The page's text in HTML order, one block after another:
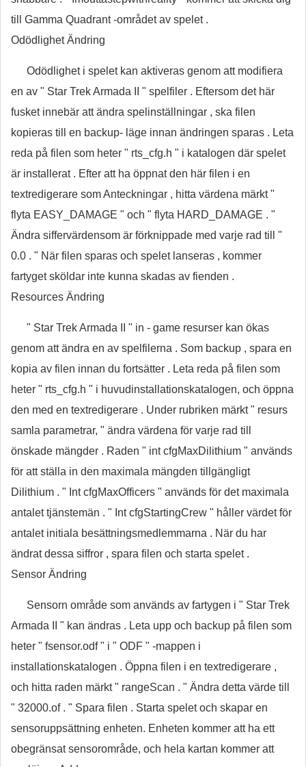
till Gamma Quadrant -området av spelet .
Odödlighet Ändring
Odödlighet i spelet kan aktiveras genom att modifiera
en av " Star Trek Armada II " spelfiler . Eftersom det här
fusket innebär att ändra spelinställningar , ska filen
kopieras till en backup- läge innan ändringen sparas . Leta
reda på filen som heter " rts_cfg.h " i katalogen där spelet
är installerat . Efter att ha öppnat den här filen i en
textredigerare som Anteckningar , hitta värdena märkt "
flyta EASY_DAMAGE " och " flyta HARD_DAMAGE . "
Ändra siffervärdensom är förknippade med varje rad till "
0.0 . " När filen sparas och spelet lanseras , kommer
fartyget sköldar inte kunna skadas av fienden .
Resources Ändring
" Star Trek Armada II " in - game resurser kan ökas
genom att ändra en av spelfilerna . Som backup , spara en
kopia av filen innan du fortsätter . Leta reda på filen som
heter " rts_cfg.h " i huvudinstallationskatalogen, och öppna
den med en textredigerare . Under rubriken märkt " resurs
samla parametrar, " ändra värdena för varje rad till
önskade mängder . Raden " int cfgMaxDilithium " används
för att ställa in den maximala mängden tillgängligt
Dilithium . " Int cfgMaxOfficers " används för det maximala
antalet tjänstemän . " Int cfgStartingCrew " håller värdet för
antalet initiala besättningsmedlemmarna . När du har
ändrat dessa siffror , spara filen och starta spelet .
Sensor Ändring
Sensorn område som används av fartygen i " Star Trek
Armada II " kan ändras . Leta upp och backup på filen som
heter " fsensor.odf " i " ODF " -mappen i
installationskatalogen . Öppna filen i en textredigerare ,
och hitta raden märkt " rangeScan . " Ändra detta värde till
" 32000.of . " Spara filen . Starta spelet och skapar en
sensoruppsättning enheten. Enheten kommer att ha ett
obegränsat sensorområde, och hela kartan kommer att